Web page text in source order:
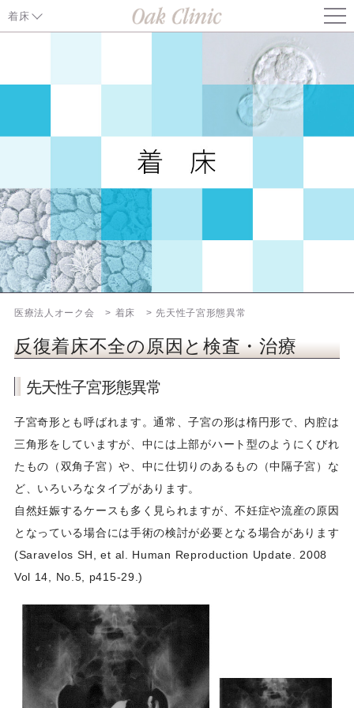
着床
反復着床不全の原因と治療
不妊診療特集ページ
オーク会不妊ブログ
医療法人オーク会 着床 先天性子宮形態異常
反復着床不全の原因と検査・治療
先天性子宮形態異常
子宮奇形とも呼ばれます。通常、子宮の形は楕円形で、内腔は
三角形をしていますが、中には上部がハート型のようにくびれ
たもの（双角子宮）や、中に仕切りのあるもの（中隔子宮）な
ど、いろいろなタイプがあります。
自然妊娠するケースも多く見られますが、不妊症や流産の原因
となっている場合には手術の検討が必要となる場合があります
(Saravelos SH, et al. Human Reproduction Update. 2008
Vol 14, No.5, p415-29.)